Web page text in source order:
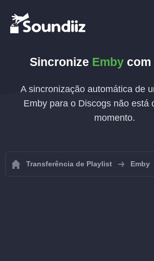
Sincronize Embycom
A sincronização automática de
Emby para o Discogs não está
momento.
Transferência de Playlist Emby